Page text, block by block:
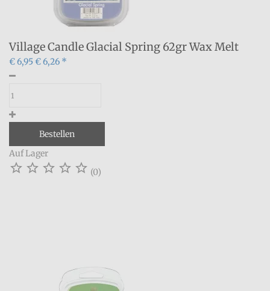
Village Candle Glacial Spring 62gr Wax Melt
€ 6,95€ 6,26 *
Bestellen
Auf Lager
     (0)